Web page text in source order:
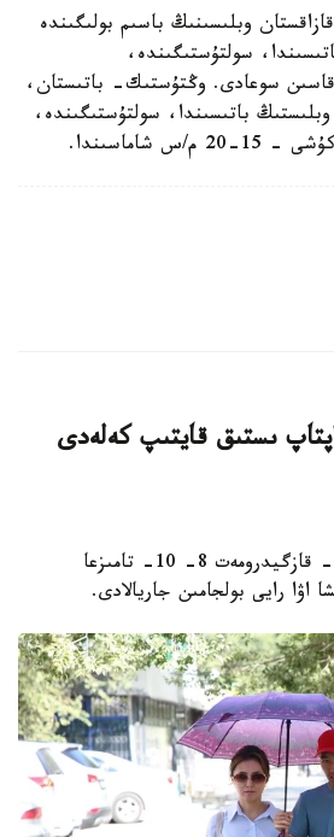
وبلىسىنىڭ باسىم بولىگىندە
سولتۇستىگىندە،
سوعادى. وڭتۇستىك- باتىستان،
باتىسىندا، سولتۇستىگىندە،
ىستىق قايتىپ كەلەدى
استانا. KAZINFORM - قازگيدرومەت 8- 10- تامىزعا
اۋا رايى بولجامىن جاريالادى.